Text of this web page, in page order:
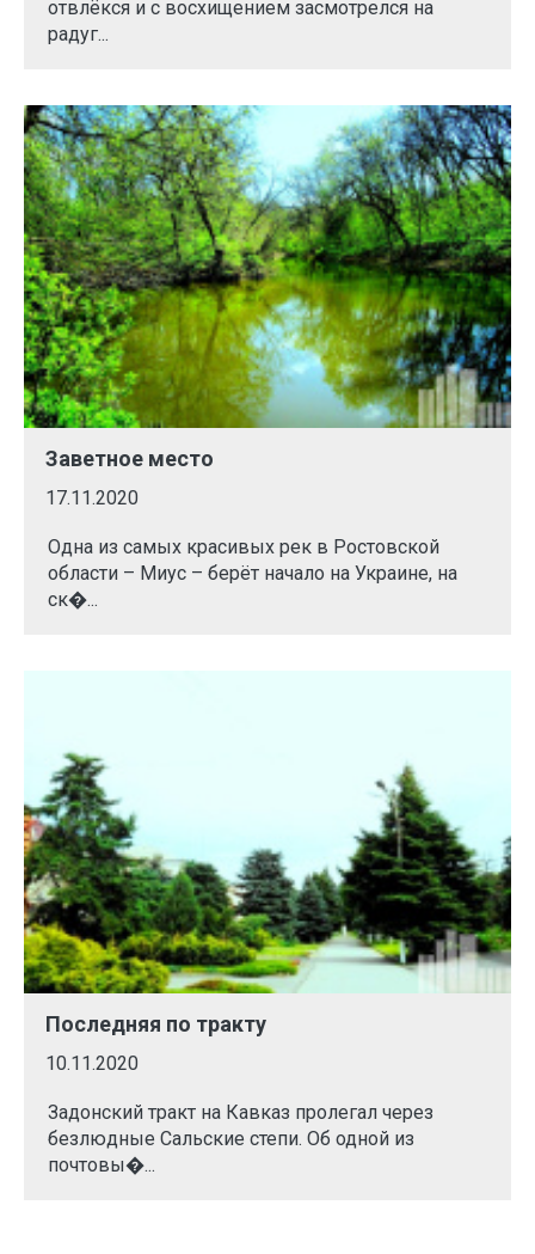
отвлёкся и с восхищением засмотрелся на
радуг...
Заветное место
17.11.2020
Одна из самых красивых рек в Ростовской
области – Миус – берёт начало на Украине, на
ск�...
Последняя по тракту
10.11.2020
Задонский тракт на Кавказ пролегал через
безлюдные Сальские степи. Об одной из
почтовы�...